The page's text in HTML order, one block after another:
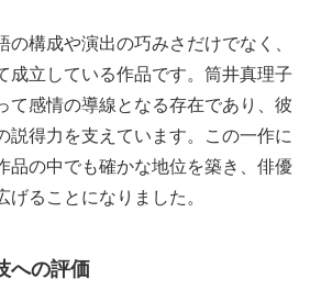
の構成や演出の巧みさだけでなく、
成立している作品です。筒井真理子
て感情の導線となる存在であり、彼
説得力を支えています。この一作に
品の中でも確かな地位を築き、俳優
げることになりました。
への評価